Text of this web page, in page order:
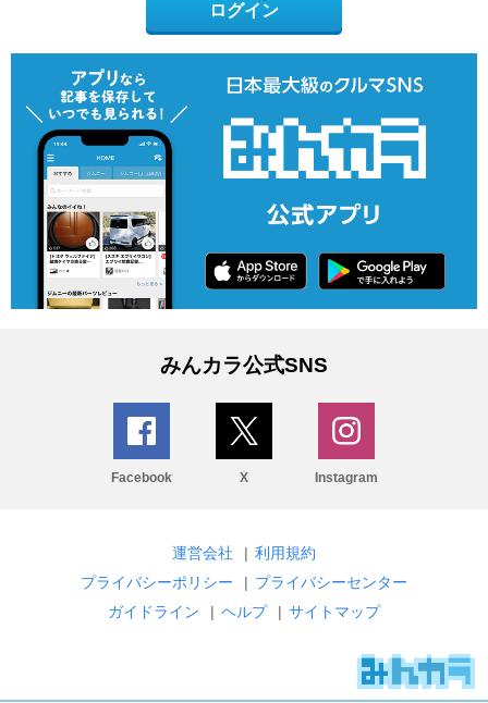
ログイン
みんカラ公式SNS
Facebook X Instagram
運営会社 | 利用規約
プライバシーポリシー
| プライバシーセンター
ガイドライン
| ヘルプ | サイトマップ